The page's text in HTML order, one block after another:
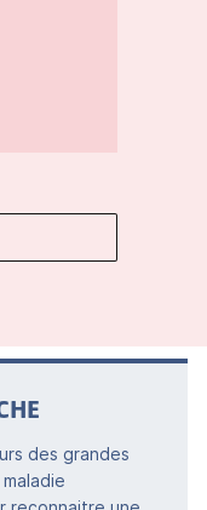
des grandes